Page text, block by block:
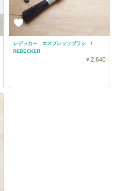
レデッカー エスプレッソブラシ /
REDECKER
￥2,640